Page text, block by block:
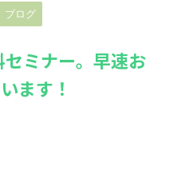
ブログ
ミナー。早速お
ます！